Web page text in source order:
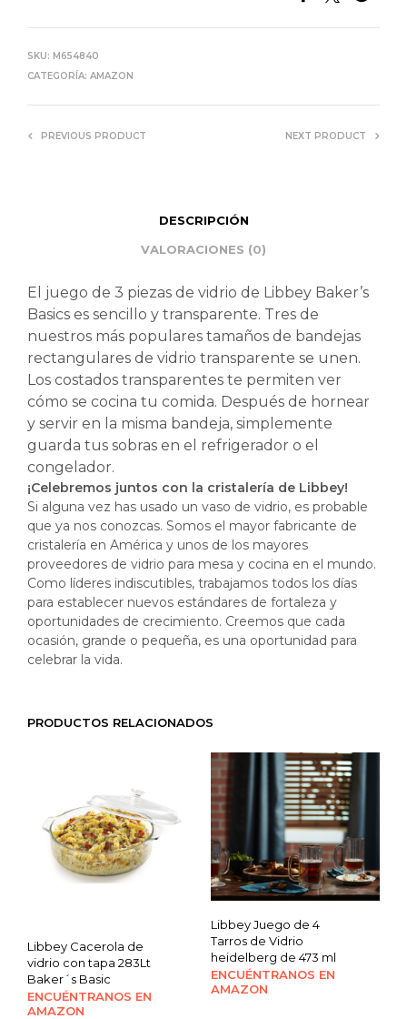
SKU: M654840
CATEGORÍA: AMAZON
PREVIOUS PRODUCT NEXT PRODUCT
DESCRIPCIÓN
VALORACIONES (0)
El juego de 3 piezas de vidrio de Libbey Baker’s
Basics es sencillo y transparente. Tres de
nuestros más populares tamaños de bandejas
rectangulares de vidrio transparente se unen.
Los costados transparentes te permiten ver
cómo se cocina tu comida. Después de hornear
y servir en la misma bandeja, simplemente
guarda tus sobras en el refrigerador o el
congelador.
¡Celebremos juntos con la cristalería de Libbey!
Si alguna vez has usado un vaso de vidrio, es probable
que ya nos conozcas. Somos el mayor fabricante de
cristalería en América y unos de los mayores
proveedores de vidrio para mesa y cocina en el mundo.
Como líderes indiscutibles, trabajamos todos los días
para establecer nuevos estándares de fortaleza y
oportunidades de crecimiento. Creemos que cada
ocasión, grande o pequeña, es una oportunidad para
celebrar la vida.
PRODUCTOS RELACIONADOS
Libbey Cacerola de
vidrio con tapa 283Lt
Baker´s Basic
ENCUÉNTRANOS EN
AMAZON
Libbey Juego de 4
Tarros de Vidrio
heidelberg de 473 ml
ENCUÉNTRANOS EN
AMAZON